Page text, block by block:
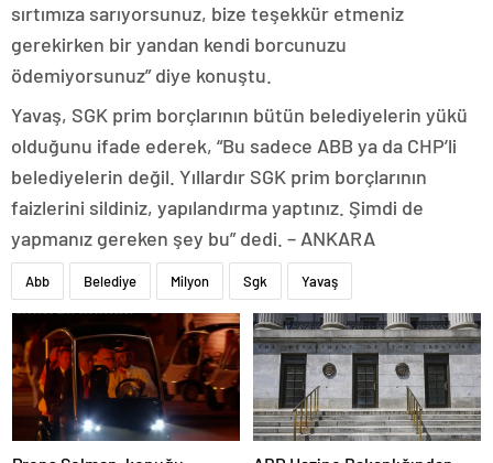
sırtımıza sarıyorsunuz, bize teşekkür etmeniz
gerekirken bir yandan kendi borcunuzu
ödemiyorsunuz” diye konuştu.
Yavaş, SGK prim borçlarının bütün belediyelerin yükü
olduğunu ifade ederek, “Bu sadece ABB ya da CHP’li
belediyelerin değil. Yıllardır SGK prim borçlarının
faizlerini sildiniz, yapılandırma yaptınız. Şimdi de
yapmanız gereken şey bu” dedi. – ANKARA
Abb Belediye Milyon Sgk Yavaş